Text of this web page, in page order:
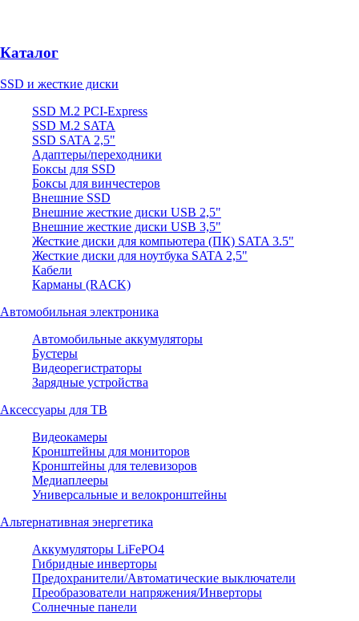
Каталог
SSD и жесткие диски
SSD M.2 PCI-Express
SSD M.2 SATA
SSD SATA 2,5"
Адаптеры/переходники
Боксы для SSD
Боксы для винчестеров
Внешние SSD
Внешние жесткие диски USB 2,5"
Внешние жесткие диски USB 3,5"
Жесткие диски для компьютера (ПК) SATA 3.5"
Жесткие диски для ноутбука SATA 2,5"
Кабели
Карманы (RACK)
Автомобильная электроника
Автомобильные аккумуляторы
Бустеры
Видеорегистраторы
Зарядные устройства
Аксессуары для ТВ
Видеокамеры
Кронштейны для мониторов
Кронштейны для телевизоров
Медиаплееры
Универсальные и велокронштейны
Альтернативная энергетика
Аккумуляторы LiFePO4
Гибридные инверторы
Предохранители/Автоматические выключатели
Преобразователи напряжения/Инверторы
Солнечные панели